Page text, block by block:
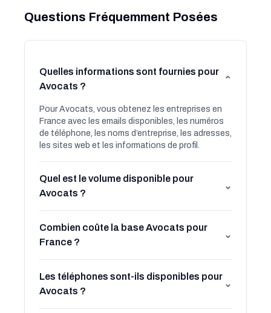
Questions Fréquemment Posées
Quelles informations sont fournies pour
Avocats ?
⌄
Pour Avocats, vous obtenez les entreprises en
France avec les emails disponibles, les numéros
de téléphone, les noms d’entreprise, les adresses,
les sites web et les informations de profil.
Quel est le volume disponible pour
Avocats ?
⌄
Combien coûte la base Avocats pour
France ?
⌄
Les téléphones sont-ils disponibles pour
Avocats ?
⌄